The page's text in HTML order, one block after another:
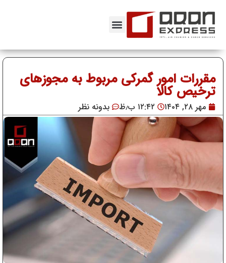
مقررات امور گمرکی مربوط به مجوزهای
ترخیص کالا
مهر ۲۸, ۱۴۰۴ ۱۲:۴۲ ب٫ظ بدونه نظر